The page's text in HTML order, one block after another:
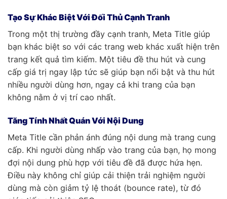
Tạo Sự Khác Biệt Với Đối Thủ Cạnh Tranh
Trong một thị trường đầy cạnh tranh, Meta Title giúp
bạn khác biệt so với các trang web khác xuất hiện trên
trang kết quả tìm kiếm. Một tiêu đề thu hút và cung
cấp giá trị ngay lập tức sẽ giúp bạn nổi bật và thu hút
nhiều người dùng hơn, ngay cả khi trang của bạn
không nằm ở vị trí cao nhất.
Tăng Tính Nhất Quán Với Nội Dung
Meta Title cần phản ánh đúng nội dung mà trang cung
cấp. Khi người dùng nhấp vào trang của bạn, họ mong
đợi nội dung phù hợp với tiêu đề đã được hứa hẹn.
Điều này không chỉ giúp cải thiện trải nghiệm người
dùng mà còn giảm tỷ lệ thoát (bounce rate), từ đó